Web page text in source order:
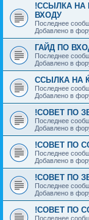
!ССЫЛКА НА
ВХОДУ
Последнее
Добавлено в
ГАЙД ПО
Последнее
Добавлено в
ССЫЛКА НА
Последнее
Добавлено в
!СОВЕТ ПО
Последнее
Добавлено в
!СОВЕТ ПО
Последнее
Добавлено в
!СОВЕТ ПО
Последнее
Добавлено в
!СОВЕТ ПО
Последнее